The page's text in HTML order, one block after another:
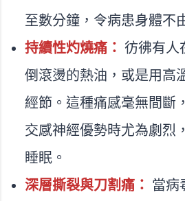
至數分鐘，令病患身體不
持續性灼燒痛： 彷彿有人
倒滾燙的熱油，或是用高
經節。這種痛感毫無間斷
交感神經優勢時尤為劇烈
睡眠。
深層撕裂與刀割痛： 當病